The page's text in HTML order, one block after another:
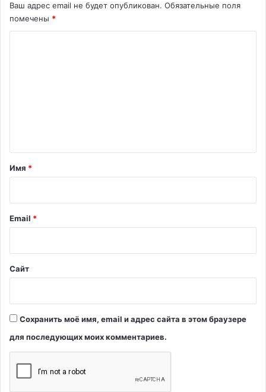
Ваш адрес email не будет опубликован. Обязательные поля
помечены *
а
й
Имя *
Email *
Сайт
Сохранить моё имя, email и адрес сайта в этом браузере
для последующих моих комментариев.